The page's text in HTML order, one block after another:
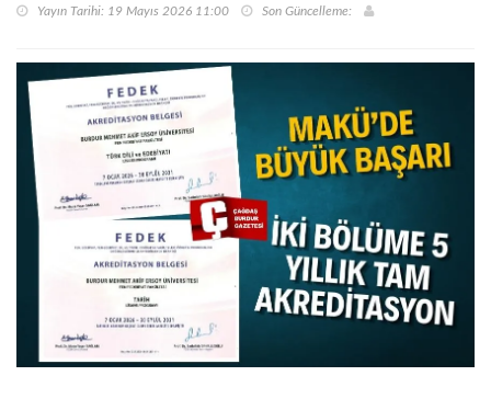
Yayın Tarihi: 19 Mayıs 2026 11:00 Son Güncelleme: